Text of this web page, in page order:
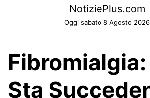
NotiziePlus.com
Oggi sabato 8 Agosto 2026
Fibromialgia:
Sta